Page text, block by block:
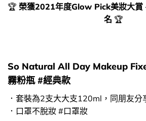
🏆 榮獲2021年度Glow Pick美妝大賞
名 🏆
So Natural All Day Makeup
霧粉瓶 #經典款
．套裝為2支大大支120ml，同朋友分
．口罩不脫妝 #口罩妝